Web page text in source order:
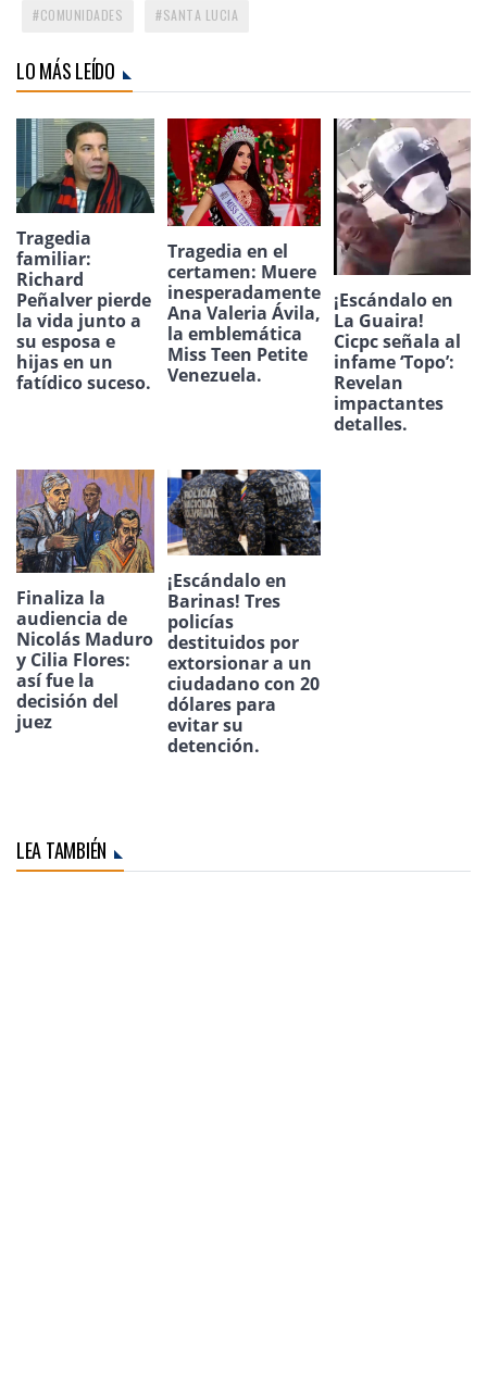
COMUNIDADES SANTA LUCIA
LO MÁS LEÍDO
Tragedia
familiar:
Richard
Peñalver pierde
la vida junto a
su esposa e
hijas en un
fatídico suceso.
Tragedia en el
certamen: Muere
inesperadamente
Ana Valeria Ávila,
la emblemática
Miss Teen Petite
Venezuela.
¡Escándalo en
La Guaira!
Cicpc señala al
infame ‘Topo’:
Revelan
impactantes
detalles.
Finaliza la
audiencia de
Nicolás Maduro
y Cilia Flores:
así fue la
decisión del
juez
¡Escándalo en
Barinas! Tres
policías
destituidos por
extorsionar a un
ciudadano con 20
dólares para
evitar su
detención.
LEA TAMBIÉN